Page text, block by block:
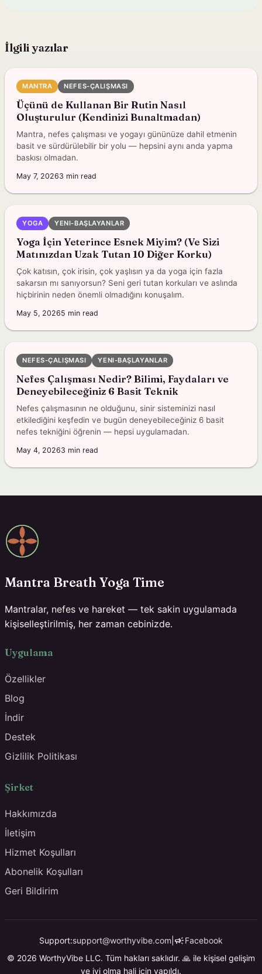
İlgili yazılar
MANTRA NEFES-ÇALIŞMASI
Üçünü de Kullanan Bir Rutin Nasıl
Oluşturulur (Kendinizi Bunaltmadan)
Mantra, nefes çalışması ve yogayı gününüze dahil etmenin
basit ve sürdürülebilir bir yolu — hepsini aynı anda yapma
baskısı olmadan.
May 7, 20263 min read
YOGA YENI-BAŞLAYANLAR
Yoga İçin Yeterince Esnek Miyim? (Ve Sizi
Matınızdan Uzak Tutan 10 Diğer Korku)
Çok katısın, çok irisin, çok yaşlısın ya da yoga için fazla
sakarsın mı sanıyorsun? Seni geri tutan korkuları ve aslında
hiçbirinin neden önemli olmadığını konuşalım.
May 5, 20265 min read
NEFES-ÇALIŞMASI YENI-BAŞLAYANLAR
Nefes Çalışması Nedir? Bilimi, Faydaları ve
Deneyebileceğiniz 6 Basit Teknik
Nefes çalışmasının ne olduğunu, sinir sisteminizi nasıl
etkilediğini keşfedin ve bugün deneyebileceğiniz 6 basit
nefes tekniğini öğrenin — hepsi uygulamadan.
May 4, 20263 min read
Mantra Breath Yoga Time
Mantralar, nefes ve hareket — tek sakin uygulamada
kişiselleştirilmiş, her zaman cebinizde.
Uygulama
Özellikler
Blog
İndir
Destek
Gizlilik Politikası
Şirket
Hakkımızda
İletişim
Hizmet Koşulları
Abonelik Koşulları
Geri Bildirim
Support:support@worthyvibe.com campaignFacebook
© 2026 WorthyVibe LLC. Tüm hakları saklıdır. 🙏 ile kişisel gelişim
ve iyi olma hali için yapıldı.